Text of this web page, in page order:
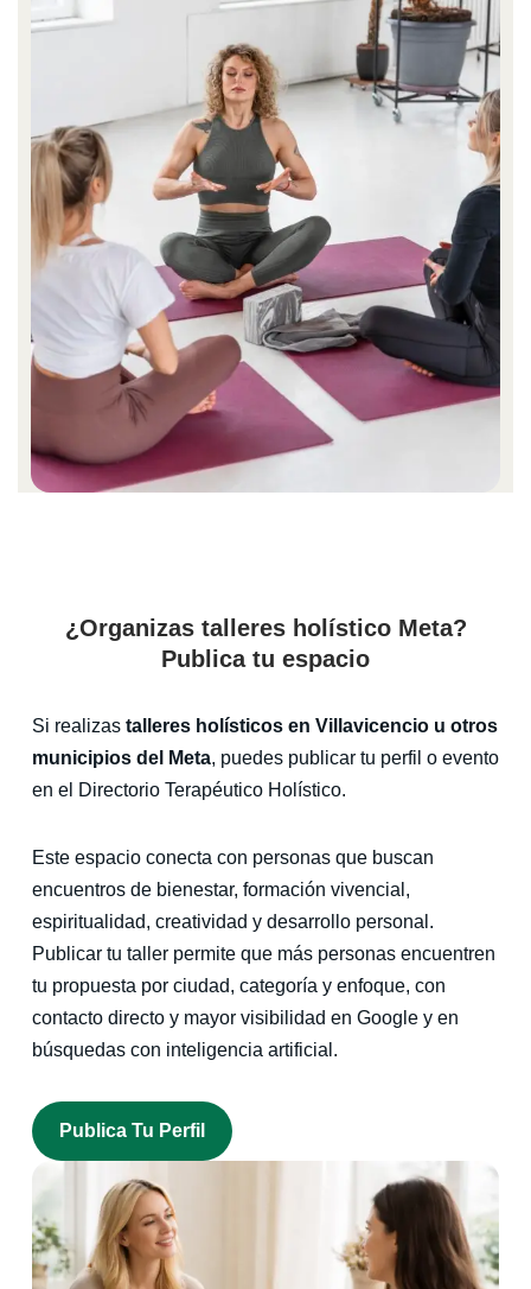
¿Organizas talleres holístico Meta?
Publica tu espacio
Si realizas talleres holísticos en Villavicencio u otros
municipios del Meta, puedes publicar tu perfil o evento
en el Directorio Terapéutico Holístico.
Este espacio conecta con personas que buscan
encuentros de bienestar, formación vivencial,
espiritualidad, creatividad y desarrollo personal.
Publicar tu taller permite que más personas encuentren
tu propuesta por ciudad, categoría y enfoque, con
contacto directo y mayor visibilidad en Google y en
búsquedas con inteligencia artificial.
Publica Tu Perfil